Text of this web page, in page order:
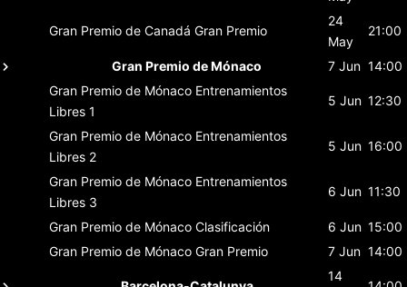
Gran Premio de Canadá Gran Premio
24
May
21:00
Gran Premio de Mónaco 7 Jun 14:00
Gran Premio de Mónaco Entrenamientos
Libres 1
5 Jun 12:30
Gran Premio de Mónaco Entrenamientos
Libres 2
5 Jun 16:00
Gran Premio de Mónaco Entrenamientos
Libres 3
6 Jun 11:30
Gran Premio de Mónaco Clasificación 6 Jun 15:00
Gran Premio de Mónaco Gran Premio 7 Jun 14:00
14